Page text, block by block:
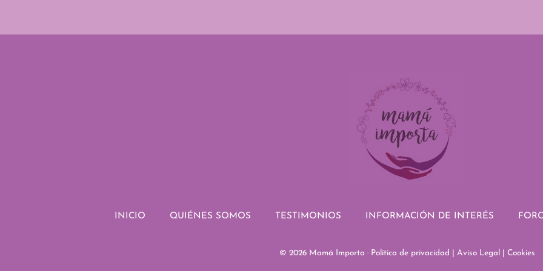
INICIO QUIÉNES SOMOS TESTIMONIOS INFORMACIÓN DE INTERÉS
© 2026 Mamá Importa · Política de privacidad Aviso Legal Cookies